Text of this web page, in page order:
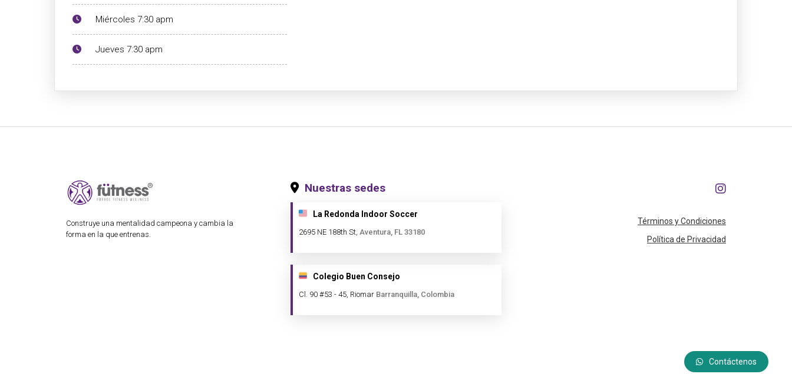
Contáctenos
Miércoles 7:30 apm
Jueves 7:30 apm
Construye una mentalidad campeona y cambia la
forma en la que entrenas.
Nuestras sedes
La Redonda Indoor Soccer
2695 NE 188th St, Aventura, FL 33180
Colegio Buen Consejo
Cl. 90 #53 - 45, Riomar Barranquilla, Colombia
Términos y Condiciones
Política de Privacidad